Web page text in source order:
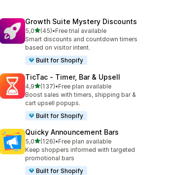
Growth Suite Mystery Discounts
5,0/ 5 tähteä
(45)
45 arvostelua yhteensä
•Free trial available
Smart discounts and countdown timers
based on visitor intent.
Built for Shopify
TicTac ‑ Timer, Bar & Upsell
4,9/ 5 tähteä
(137)
137 arvostelua yhteensä
•Free plan available
Boost sales with timers, shipping bar &
cart upsell popups.
Built for Shopify
Quicky Announcement Bars
5,0/ 5 tähteä
(126)
126 arvostelua yhteensä
•Free plan available
Keep shoppers informed with targeted
promotional bars
Built for Shopify